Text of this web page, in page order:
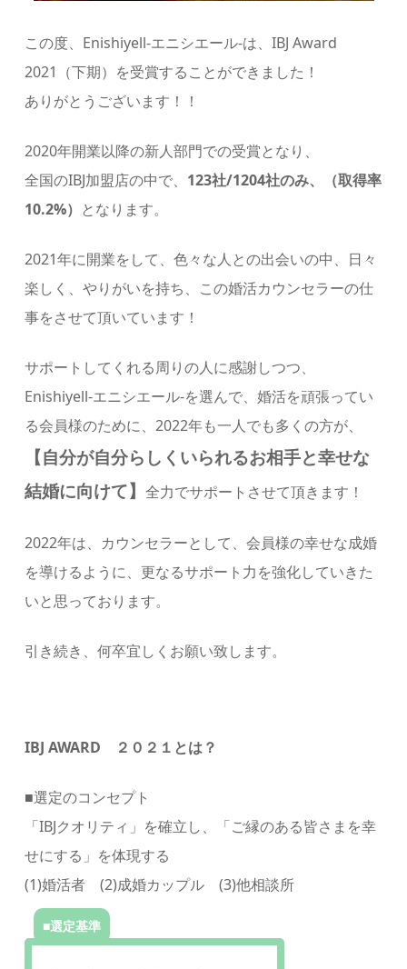
この度、Enishiyell-エニシエール-は、IBJ Award
2021（下期）を受賞することができました！
ありがとうございます！！
2020年開業以降の新人部門での受賞となり、
全国のIBJ加盟店の中で、 123社/1204社のみ、（取得率
10.2%） となります。
2021年に開業をして、色々な人との出会いの中、日々
楽しく、やりがいを持ち、この婚活カウンセラーの仕
事をさせて頂いています！
サポートしてくれる周りの人に感謝しつつ、
Enishiyell-エニシエール-を選んで、婚活を頑張ってい
る会員様のために、2022年も一人でも多くの方が、
【自分が自分らしくいられるお相手と幸せな
結婚に向けて】全力でサポートさせて頂きます！
2022年は、カウンセラーとして、会員様の幸せな成婚
を導けるように、更なるサポート力を強化していきた
いと思っております。
引き続き、何卒宜しくお願い致します。
IBJ AWARD ２０２１とは？
■選定のコンセプト
「IBJクオリティ」を確立し、「ご縁のある皆さまを幸
せにする」を体現する
(1)婚活者 (2)成婚カップル (3)他相談所
■選定基準